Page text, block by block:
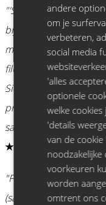
"'Sartre & de
bijna hallucinerend
mix van biografische
filosoferen over
Sien Eggers en
prestatie. In deze
samen."
★★★★★ Hein
"Frank Focketyn en
(samen)zijn tijdens
andere
om je
verbeteren,
social media
'alles
optionele
welke
'details
van de
noodzakelijke
voorkeuren
worden
omtrent ons